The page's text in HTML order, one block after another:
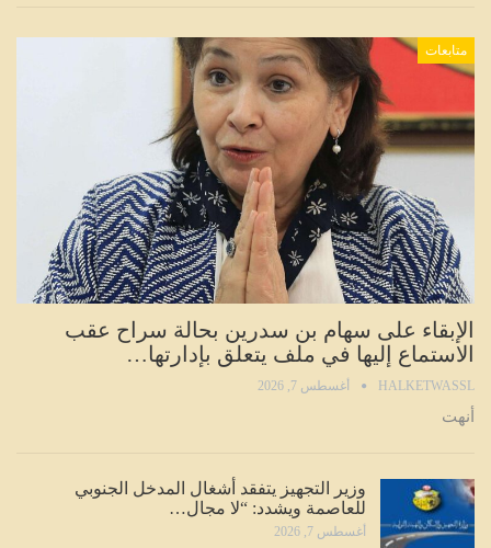
متابعات
الإبقاء على سهام بن سدرين بحالة سراح عقب
الاستماع إليها في ملف يتعلق بإدارتها…
HALKETWASSL أغسطس 7, 2026
أنهت
وزير التجهيز يتفقد أشغال المدخل الجنوبي
للعاصمة ويشدد: “لا مجال…
أغسطس 7, 2026